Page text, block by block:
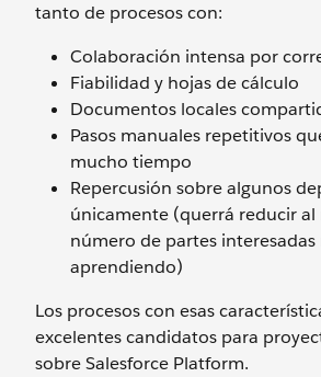
tanto de procesos con:
Colaboración intensa por
Fiabilidad y hojas de cálculo
Documentos locales
Pasos manuales repetitivos
mucho tiempo
Repercusión sobre algunos
únicamente (querrá reducir
número de partes interesadas
aprendiendo)
Los procesos con esas
excelentes candidatos para
sobre Salesforce Platform.